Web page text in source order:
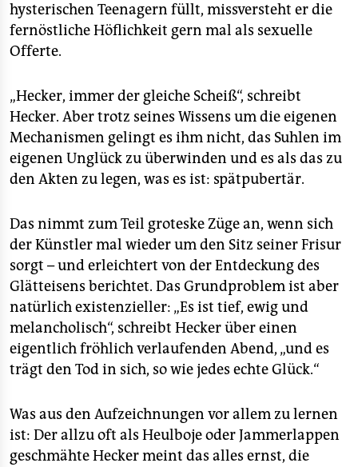
hysterischen Teenagern füllt, missversteht er die
fernöstliche Höflichkeit gern mal als sexuelle
Offerte.
„Hecker, immer der gleiche Scheiß“, schreibt
Hecker. Aber trotz seines Wissens um die eigenen
Mechanismen gelingt es ihm nicht, das Suhlen im
eigenen Unglück zu überwinden und es als das zu
den Akten zu legen, was es ist: spätpubertär.
Das nimmt zum Teil groteske Züge an, wenn sich
der Künstler mal wieder um den Sitz seiner Frisur
sorgt – und erleichtert von der Entdeckung des
Glätteisens berichtet. Das Grundproblem ist aber
natürlich existenzieller: „Es ist tief, ewig und
melancholisch“, schreibt Hecker über einen
eigentlich fröhlich verlaufenden Abend, „und es
trägt den Tod in sich, so wie jedes echte Glück.“
Was aus den Aufzeichnungen vor allem zu lernen
ist: Der allzu oft als Heulboje oder Jammerlappen
geschmähte Hecker meint das alles ernst, die